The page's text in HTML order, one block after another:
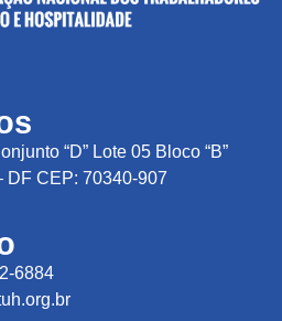
“D” Lote 05 Bloco “B”
DF CEP: 70340-907
6884